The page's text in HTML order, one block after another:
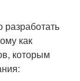
разработать
как
которым